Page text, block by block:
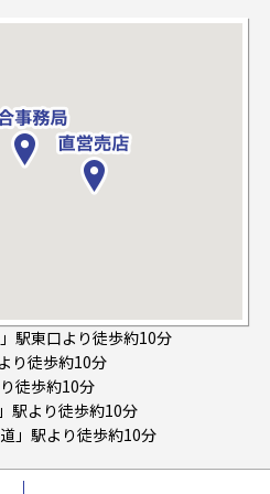
駅東口より徒歩約10分
り徒歩約10分
徒歩約10分
駅より徒歩約10分
」駅より徒歩約10分